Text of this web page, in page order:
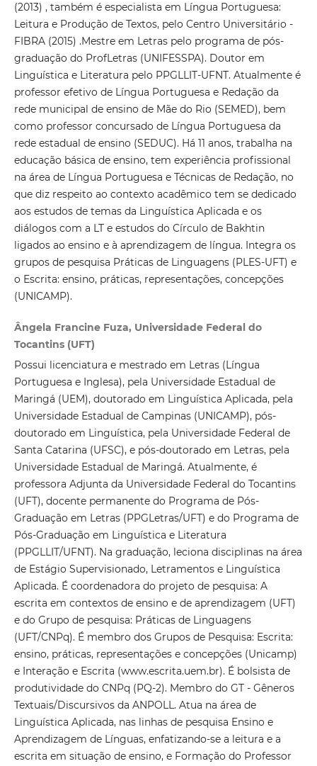
(2013) , também é especialista em Língua Portuguesa:
Leitura e Produção de Textos, pelo Centro Universitário -
FIBRA (2015) .Mestre em Letras pelo programa de pós-
graduação do ProfLetras (UNIFESSPA). Doutor em
Linguística e Literatura pelo PPGLLIT-UFNT. Atualmente é
professor efetivo de Língua Portuguesa e Redação da
rede municipal de ensino de Mãe do Rio (SEMED), bem
como professor concursado de Língua Portuguesa da
rede estadual de ensino (SEDUC). Há 11 anos, trabalha na
educação básica de ensino, tem experiência profissional
na área de Língua Portuguesa e Técnicas de Redação, no
que diz respeito ao contexto acadêmico tem se dedicado
aos estudos de temas da Linguística Aplicada e os
diálogos com a LT e estudos do Círculo de Bakhtin
ligados ao ensino e à aprendizagem de língua. Integra os
grupos de pesquisa Práticas de Linguagens (PLES-UFT) e
o Escrita: ensino, práticas, representações, concepções
(UNICAMP).
Ângela Francine Fuza, Universidade Federal do
Tocantins (UFT)
Possui licenciatura e mestrado em Letras (Língua
Portuguesa e Inglesa), pela Universidade Estadual de
Maringá (UEM), doutorado em Linguística Aplicada, pela
Universidade Estadual de Campinas (UNICAMP), pós-
doutorado em Linguística, pela Universidade Federal de
Santa Catarina (UFSC), e pós-doutorado em Letras, pela
Universidade Estadual de Maringá. Atualmente, é
professora Adjunta da Universidade Federal do Tocantins
(UFT), docente permanente do Programa de Pós-
Graduação em Letras (PPGLetras/UFT) e do Programa de
Pós-Graduação em Linguística e Literatura
(PPGLLIT/UFNT). Na graduação, leciona disciplinas na área
de Estágio Supervisionado, Letramentos e Linguística
Aplicada. É coordenadora do projeto de pesquisa: A
escrita em contextos de ensino e de aprendizagem (UFT)
e do Grupo de pesquisa: Práticas de Linguagens
(UFT/CNPq). É membro dos Grupos de Pesquisa: Escrita:
ensino, práticas, representações e concepções (Unicamp)
e Interação e Escrita (www.escrita.uem.br). É bolsista de
produtividade do CNPq (PQ-2). Membro do GT - Gêneros
Textuais/Discursivos da ANPOLL. Atua na área de
Linguística Aplicada, nas linhas de pesquisa Ensino e
Aprendizagem de Línguas, enfatizando-se a leitura e a
escrita em situação de ensino, e Formação do Professor